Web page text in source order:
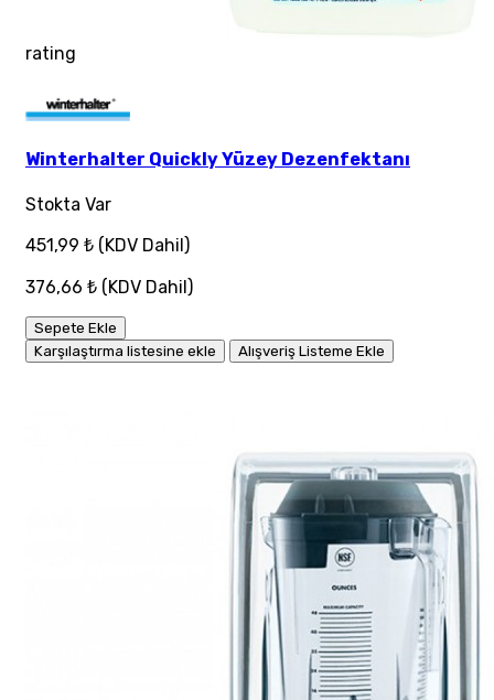
rating
Winterhalter Quickly Yüzey Dezenfektanı
Stokta Var
451,99 ₺ (KDV Dahil)
376,66 ₺ (KDV Dahil)
Sepete Ekle
Karşılaştırma listesine ekle
Alışveriş Listeme Ekle